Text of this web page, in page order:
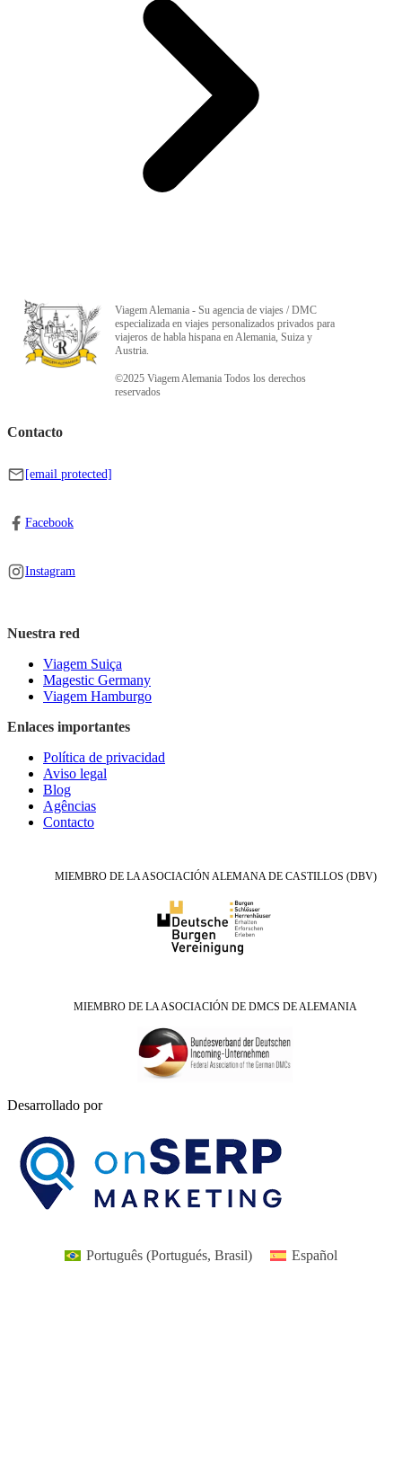
Viagem Alemania - Su agencia de viajes / DMC
especializada en viajes personalizados privados para
viajeros de habla hispana en Alemania, Suiza y
Austria.
©2025 Viagem Alemania Todos los derechos
reservados
Contacto
[email protected]
Facebook
Instagram
Nuestra red
Viagem Suiça
Magestic Germany
Viagem Hamburgo
Enlaces importantes
Política de privacidad
Aviso legal
Blog
Agências
Contacto
MIEMBRO DE LA ASOCIACIÓN ALEMANA DE CASTILLOS (DBV)
MIEMBRO DE LA ASOCIACIÓN DE DMCS DE ALEMANIA
Desarrollado por
Português (Portugués, Brasil) Español